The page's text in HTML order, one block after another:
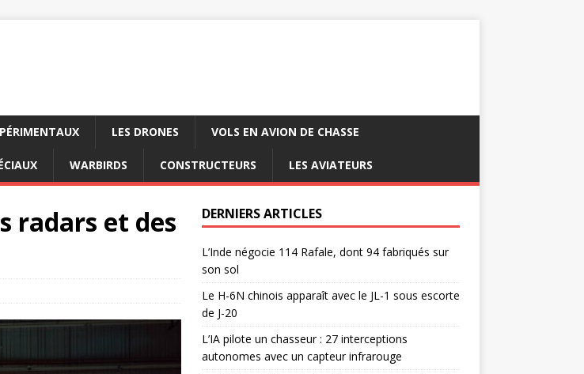
LES DRONES VOLS EN AVION DE CHASSE
WARBIRDS CONSTRUCTEURS LES AVIATEURS
radars et des
DERNIERS ARTICLES
L’Inde négocie 114 Rafale, dont 94 fabriqués sur
son sol
Le H-6N chinois apparaît avec le JL-1 sous escorte
de J-20
L’IA pilote un chasseur : 27 interceptions
autonomes avec un capteur infrarouge